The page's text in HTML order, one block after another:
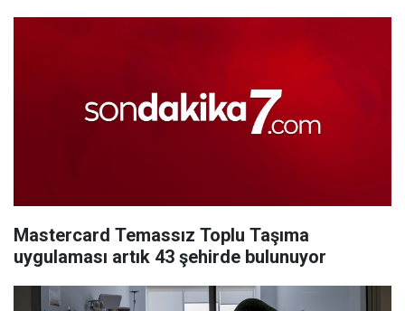
Mastercard Temassız Toplu Taşıma
uygulaması artık 43 şehirde bulunuyor